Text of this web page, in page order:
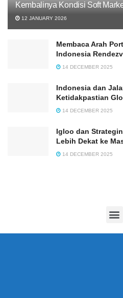
Kembalinya Kondisi Soft
12 JANUARY 2026
Membaca Arah
Indonesia
14 DECEMBER 2025
Indonesia dan
Ketidakpastian
14 DECEMBER 2025
Igloo dan
Lebih Dekat ke
14 DECEMBER 2025